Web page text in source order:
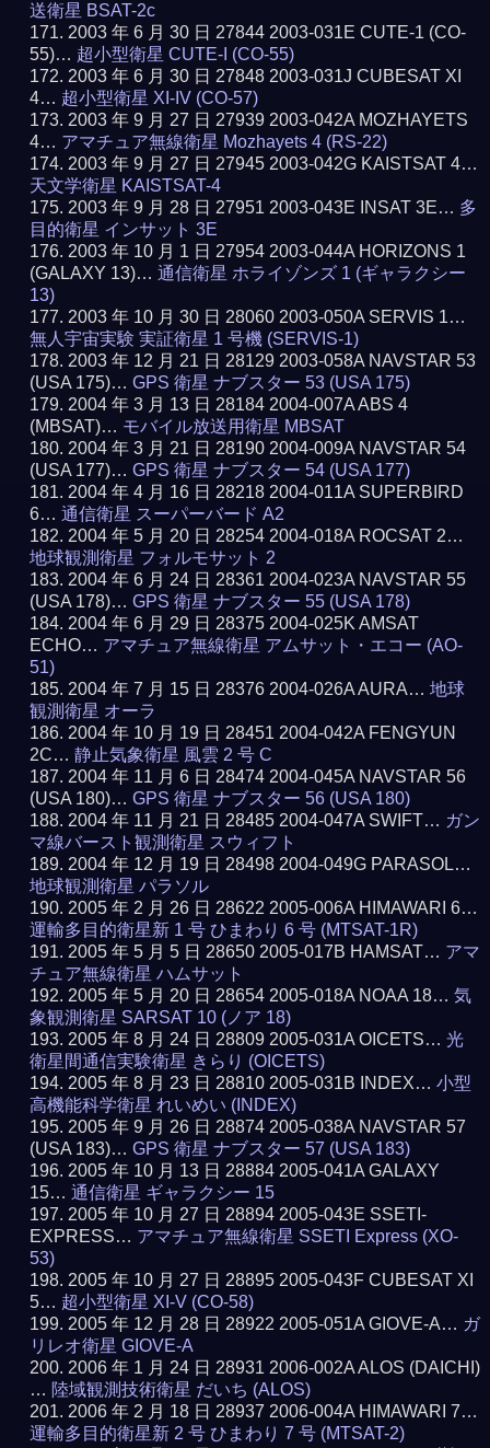
送衛星 BSAT-2c
2003 年 6 月 30 日 27844 2003-031E CUTE-1 (CO-
55)… 超小型衛星 CUTE-I (CO-55)
2003 年 6 月 30 日 27848 2003-031J CUBESAT XI
4… 超小型衛星 XI-IV (CO-57)
2003 年 9 月 27 日 27939 2003-042A MOZHAYETS
4… アマチュア無線衛星 Mozhayets 4 (RS-22)
2003 年 9 月 27 日 27945 2003-042G KAISTSAT 4…
天文学衛星 KAISTSAT-4
2003 年 9 月 28 日 27951 2003-043E INSAT 3E… 多
目的衛星 インサット 3E
2003 年 10 月 1 日 27954 2003-044A HORIZONS 1
(GALAXY 13)…通信衛星 ホライゾンズ 1 (ギャラクシー
13)
2003 年 10 月 30 日 28060 2003-050A SERVIS 1…
無人宇宙実験 実証衛星 1 号機 (SERVIS-1)
2003 年 12 月 21 日 28129 2003-058A NAVSTAR 53
(USA 175)…GPS 衛星 ナブスター 53 (USA 175)
2004 年 3 月 13 日 28184 2004-007A ABS 4
(MBSAT)… モバイル放送用衛星 MBSAT
2004 年 3 月 21 日 28190 2004-009A NAVSTAR 54
(USA 177)…GPS 衛星 ナブスター 54 (USA 177)
2004 年 4 月 16 日 28218 2004-011A SUPERBIRD
6…通信衛星 スーパーバード A2
2004 年 5 月 20 日 28254 2004-018A ROCSAT 2…
地球観測衛星 フォルモサット 2
2004 年 6 月 24 日 28361 2004-023A NAVSTAR 55
(USA 178)…GPS 衛星 ナブスター 55 (USA 178)
2004 年 6 月 29 日 28375 2004-025K AMSAT
ECHO… アマチュア無線衛星 アムサット・エコー (AO-
51)
2004 年 7 月 15 日 28376 2004-026A AURA…地球
観測衛星 オーラ
2004 年 10 月 19 日 28451 2004-042A FENGYUN
2C…静止気象衛星 風雲 2 号 C
2004 年 11 月 6 日 28474 2004-045A NAVSTAR 56
(USA 180)…GPS 衛星 ナブスター 56 (USA 180)
2004 年 11 月 21 日 28485 2004-047A SWIFT… ガン
マ線バースト観測衛星 スウィフト
2004 年 12 月 19 日 28498 2004-049G PARASOL…
地球観測衛星 パラソル
2005 年 2 月 26 日 28622 2005-006A HIMAWARI 6…
運輸多目的衛星新 1 号 ひまわり 6 号 (MTSAT-1R)
2005 年 5 月 5 日 28650 2005-017B HAMSAT… アマ
チュア無線衛星 ハムサット
2005 年 5 月 20 日 28654 2005-018A NOAA 18…気
象観測衛星 SARSAT 10 (ノア 18)
2005 年 8 月 24 日 28809 2005-031A OICETS…光
衛星間通信実験衛星 きらり (OICETS)
2005 年 8 月 23 日 28810 2005-031B INDEX…小型
高機能科学衛星 れいめい (INDEX)
2005 年 9 月 26 日 28874 2005-038A NAVSTAR 57
(USA 183)…GPS 衛星 ナブスター 57 (USA 183)
2005 年 10 月 13 日 28884 2005-041A GALAXY
15…通信衛星 ギャラクシー 15
2005 年 10 月 27 日 28894 2005-043E SSETI-
EXPRESS… アマチュア無線衛星 SSETI Express (XO-
53)
2005 年 10 月 27 日 28895 2005-043F CUBESAT XI
5… 超小型衛星 XI-V (CO-58)
2005 年 12 月 28 日 28922 2005-051A GIOVE-A… ガ
リレオ衛星 GIOVE-A
2006 年 1 月 24 日 28931 2006-002A ALOS (DAICHI)
… 陸域観測技術衛星 だいち (ALOS)
2006 年 2 月 18 日 28937 2006-004A HIMAWARI 7…
運輸多目的衛星新 2 号 ひまわり 7 号 (MTSAT-2)